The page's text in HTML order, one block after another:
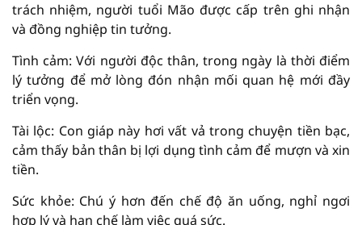
trách nhiệm, người tuổi Mão được cấp trên ghi nhận
và đồng nghiệp tin tưởng.
Tình cảm: Với người độc thân, trong ngày là thời điểm
lý tưởng để mở lòng đón nhận mối quan hệ mới đầy
triển vọng.
Tài lộc: Con giáp này hơi vất vả trong chuyện tiền bạc,
cảm thấy bản thân bị lợi dụng tình cảm để mượn và xin
tiền.
Sức khỏe: Chú ý hơn đến chế độ ăn uống, nghỉ ngơi
hợp lý và hạn chế làm việc quá sức.